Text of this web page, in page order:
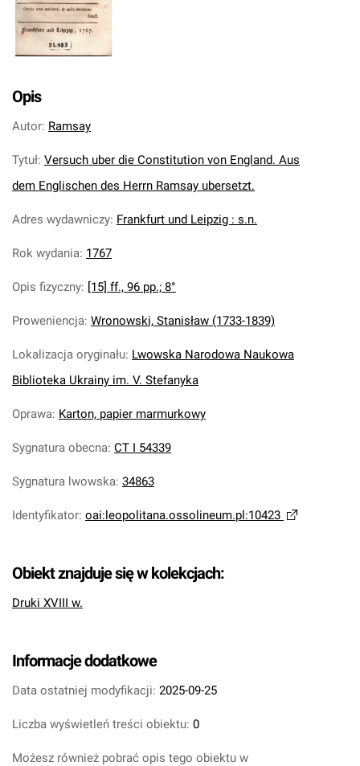
Opis
Autor: Ramsay
Tytuł: Versuch uber die Constitution von England. Aus
dem Englischen des Herrn Ramsay ubersetzt.
Adres wydawniczy: Frankfurt und Leipzig : s.n.
Rok wydania: 1767
Opis fizyczny: [15] ff., 96 pp.; 8°
Proweniencja: Wronowski, Stanisław (1733-1839)
Lokalizacja oryginału: Lwowska Narodowa Naukowa
Biblioteka Ukrainy im. V. Stefanyka
Oprawa: Karton, papier marmurkowy
Sygnatura obecna: CT I 54339
Sygnatura lwowska: 34863
Identyfikator: oai:leopolitana.ossolineum.pl:10423
Obiekt znajduje się w kolekcjach:
Druki XVIII w.
Informacje dodatkowe
Data ostatniej modyfikacji: 2025-09-25
Liczba wyświetleń treści obiektu: 0
Możesz również pobrać opis tego obiektu w